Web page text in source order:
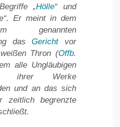
„Hölle“ und
Er meint in dem
genannten
dasGerichtvor
Thron (Offb.
alle Ungläubigen
ihrer Werke
und an das sich
zeitlich begrenzte